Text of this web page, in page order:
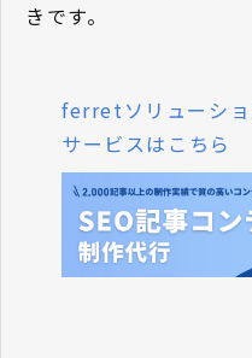
きです。
ferretソリューショ
サービスはこちら